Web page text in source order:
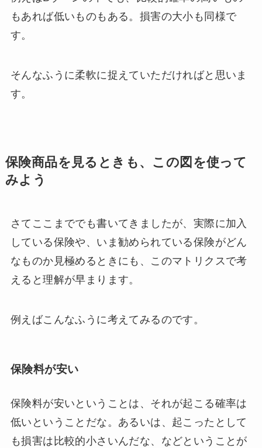
もあれば低いものもある。損害の大小も同様で
す。
そんなふうに柔軟に捉えていただければと思いま
す。
保険商品を見るときも、この図を使って
みよう
さてここまででも書いてきましたが、実際に加入
している保険や、いま勧められている保険がどん
なものか見極めるときにも、このマトリクスで考
えると理解が早まります。
例えばこんなふうに考えてみるのです。
保険料が安い
保険料が安いということは、それが起こる確率は
低いということだな。あるいは、起こったとして
も損害は比較的小さいんだな、などということが